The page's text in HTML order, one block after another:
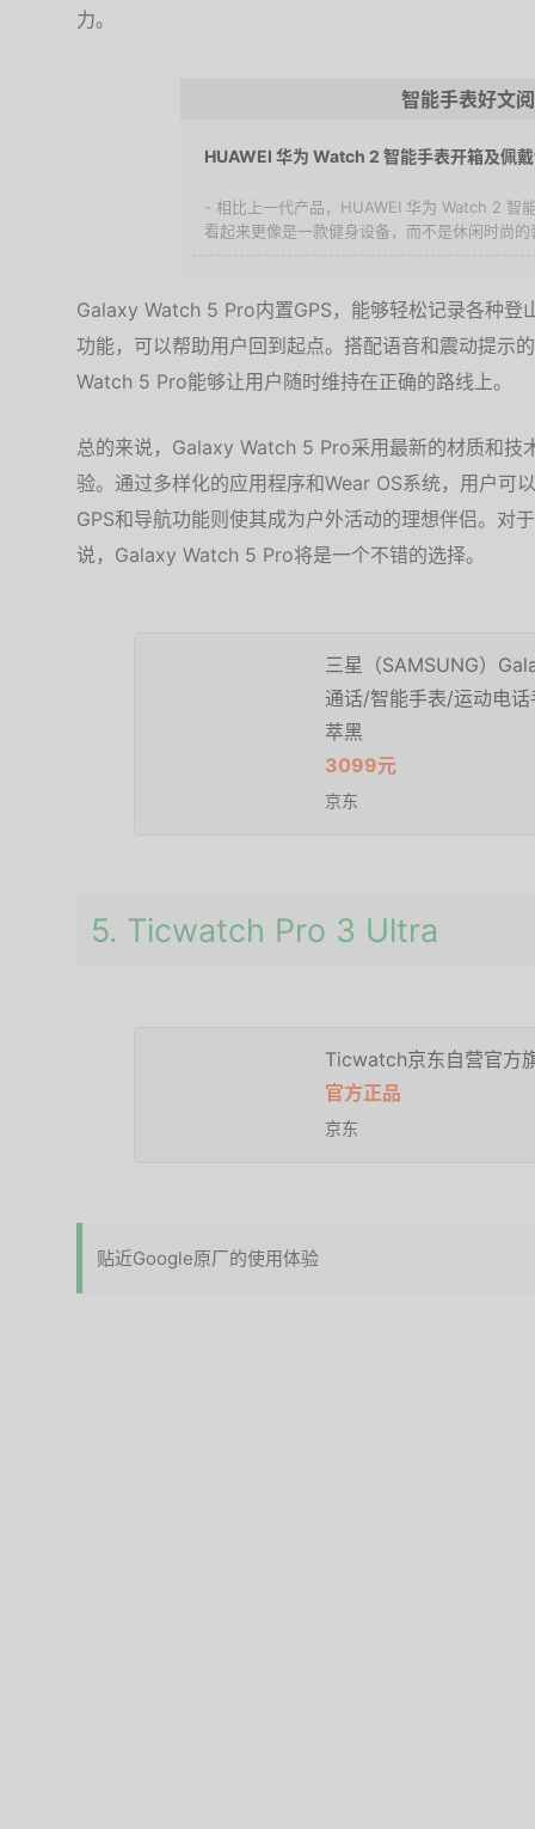
力。
智能手表好文
HUAWEI 华为 Watch 2 智能手表开箱及佩
- 相比上一代产品，HUAWEI 华为 Watch 2 智
看起来更像是一款健身设备，而不是休闲时尚
Galaxy Watch 5 Pro内置GPS，能够轻松记录各种登
功能，可以帮助用户回到起点。搭配语音和震动提示
Watch 5 Pro能够让用户随时维持在正确的路线上。
总的来说，Galaxy Watch 5 Pro采用最新的材质和技
验。通过多样化的应用程序和Wear OS系统，用户可
GPS和导航功能则使其成为户外活动的理想伴侣。对
说，Galaxy Watch 5 Pro将是一个不错的选择。
三星（SAMSUNG）
通话/智能手表/运动电
萃黑
3099元
京东
5. Ticwatch Pro 3 Ultra
Ticwatch京东自营官方
官方正品
京东
贴近Google原厂的使用体验